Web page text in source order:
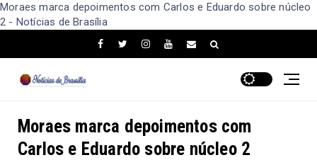
Moraes marca depoimentos com Carlos e Eduardo sobre núcleo
2 - Notícias de Brasília
Moraes marca depoimentos com
Carlos e Eduardo sobre núcleo 2